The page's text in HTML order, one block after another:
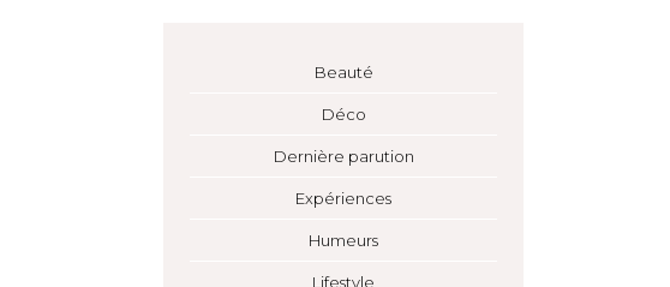
Beauté
Déco
Dernière parution
Expériences
Humeurs
Lifestyle